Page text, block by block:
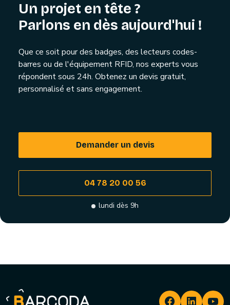
Un projet en tête ?
Parlons en dès aujourd'hui !
Que ce soit pour des badges, des lecteurs codes-
barres ou de l'équipement RFID, nos experts vous
répondent sous 24h. Obtenez un devis gratuit,
personnalisé et sans engagement.
Demander un devis
04 78 20 00 56
lundi dès 9h